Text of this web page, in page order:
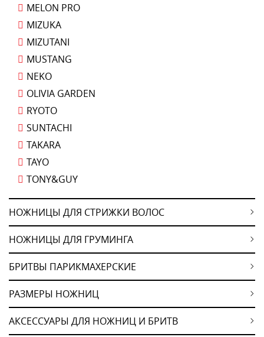
MELON PRO
MIZUKA
MIZUTANI
MUSTANG
NEKO
OLIVIA GARDEN
RYOTO
SUNTACHI
TAKARA
TAYO
TONY&GUY
НОЖНИЦЫ ДЛЯ СТРИЖКИ ВОЛОС
НОЖНИЦЫ ДЛЯ ГРУМИНГА
БРИТВЫ ПАРИКМАХЕРСКИЕ
РАЗМЕРЫ НОЖНИЦ
АКСЕССУАРЫ ДЛЯ НОЖНИЦ И БРИТВ